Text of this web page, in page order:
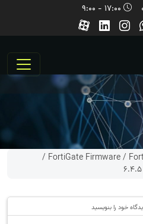
/
FortiGate Firmware
/
خود را بنویسید